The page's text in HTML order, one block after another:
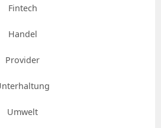
Fintech
Handel
Provider
Umwelt